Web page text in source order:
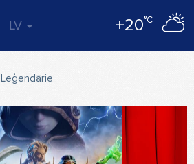
LV +20°C
Leģendārie